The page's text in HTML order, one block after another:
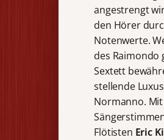
angestrengt
den Hörer
Notenwerte.
des Raimondo
Sextett
stellende
Normanno.
Flötisten Eric